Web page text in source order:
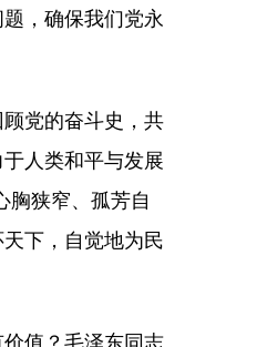
，确保我们党永
党的奋斗史，共
人类和平与发展
胸狭窄、孤芳自
下，自觉地为民
值？毛泽东同志